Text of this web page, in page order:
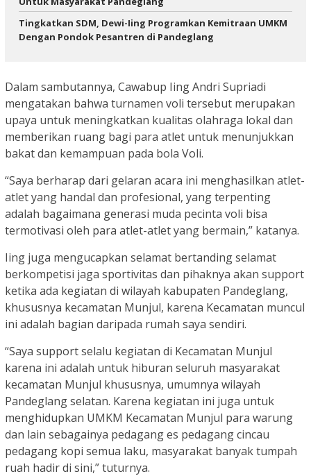
Tingkatkan SDM, Dewi-Iing Programkan Kemitraan UMKM
Dengan Pondok Pesantren di Pandeglang
Dalam sambutannya, Cawabup Iing Andri Supriadi
mengatakan bahwa turnamen voli tersebut merupakan
upaya untuk meningkatkan kualitas olahraga lokal dan
memberikan ruang bagi para atlet untuk menunjukkan
bakat dan kemampuan pada bola Voli.
“Saya berharap dari gelaran acara ini menghasilkan atlet-
atlet yang handal dan profesional, yang terpenting
adalah bagaimana generasi muda pecinta voli bisa
termotivasi oleh para atlet-atlet yang bermain,” katanya.
Iing juga mengucapkan selamat bertanding selamat
berkompetisi jaga sportivitas dan pihaknya akan support
ketika ada kegiatan di wilayah kabupaten Pandeglang,
khususnya kecamatan Munjul, karena Kecamatan muncul
ini adalah bagian daripada rumah saya sendiri.
“Saya support selalu kegiatan di Kecamatan Munjul
karena ini adalah untuk hiburan seluruh masyarakat
kecamatan Munjul khususnya, umumnya wilayah
Pandeglang selatan. Karena kegiatan ini juga untuk
menghidupkan UMKM Kecamatan Munjul para warung
dan lain sebagainya pedagang es pedagang cincau
pedagang kopi semua laku, masyarakat banyak tumpah
ruah hadir di sini,” tuturnya.